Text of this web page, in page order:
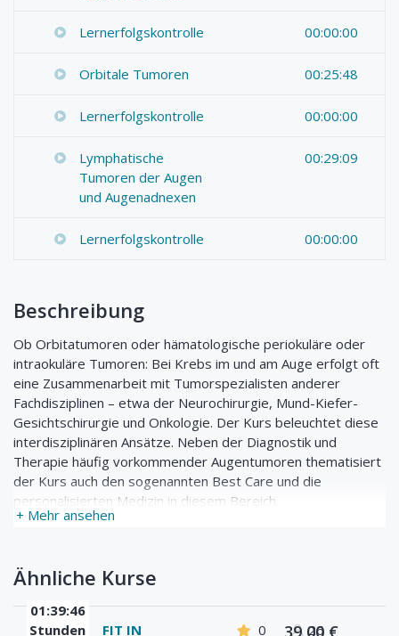
Lernerfolgskontrolle 00:00:00
Orbitale Tumoren 00:25:48
Lernerfolgskontrolle 00:00:00
Lymphatische
Tumoren der Augen
und Augenadnexen
00:29:09
Lernerfolgskontrolle 00:00:00
+ Mehr ansehen
Beschreibung
Ob Orbitatumoren oder hämatologische periokuläre oder
intraokuläre Tumoren: Bei Krebs im und am Auge erfolgt oft
eine Zusammenarbeit mit Tumorspezialisten anderer
Fachdisziplinen – etwa der Neurochirurgie, Mund-Kiefer-
Gesichtschirurgie und Onkologie. Der Kurs beleuchtet diese
interdisziplinären Ansätze. Neben der Diagnostik und
Therapie häufig vorkommender Augentumoren thematisiert
der Kurs auch den sogenannten Best Care und die
personalisierten Medizin in diesem Bereich.
1. Solide intraokulare Tumore (PD Dr. med. Vinodh
Ähnliche Kurse
01:39:46
Stunden
FIT IN 0 26
39,00 €